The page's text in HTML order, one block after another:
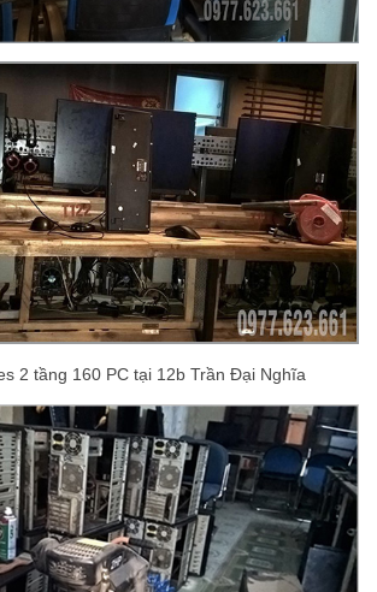
2 tầng 160 PC tại 12b Trần Đại Nghĩa